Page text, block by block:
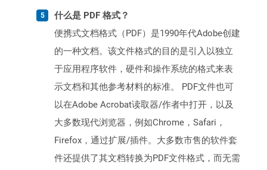
什么是 PDF 格式？
便携式文档格式（PDF）是1990年代Adobe创建
的一种文档。该文件格式的目的是引入以独立
于应用程序软件，硬件和操作系统的格式来表
示文档和其他参考材料的标准。 PDF文件也可
以在Adobe Acrobat读取器/作者中打开，以及
大多数现代浏览器，例如Chrome，Safari，
Firefox，通过扩展/插件。大多数市售的软件套
件还提供了其文档转换为PDF文件格式，而无需